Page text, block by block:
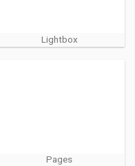
Lightbox
Pages